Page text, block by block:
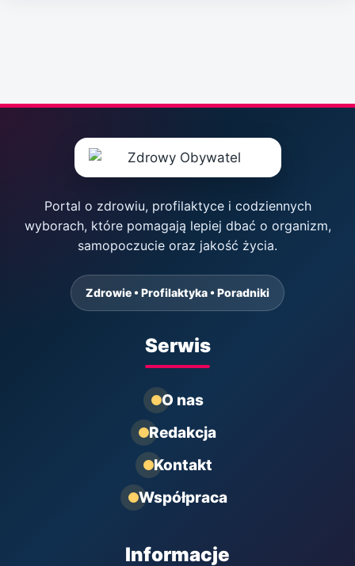
Portal o zdrowiu, profilaktyce i codziennych
wyborach, które pomagają lepiej dbać o organizm,
samopoczucie oraz jakość życia.
Zdrowie • Profilaktyka • Poradniki
Serwis
O nas
Redakcja
Kontakt
Współpraca
Informacje